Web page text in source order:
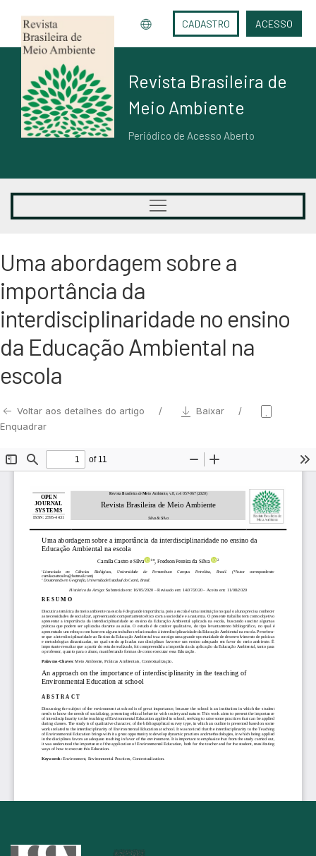
CADASTRO ACESSO
Revista Brasileira de
Meio Ambiente
Periódico de Acesso Aberto
Uma abordagem sobre a
importância da
interdisciplinaridade no ensino
da Educação Ambiental na
escola
Voltar aos detalhes do artigo
Baixar
Enquadrar